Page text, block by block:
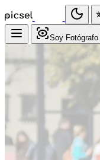
Soy Fotógrafo